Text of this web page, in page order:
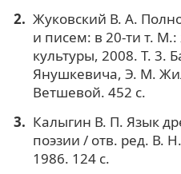
Жуковский В. А.
и писем: в 20-ти т.
культуры, 2008. Т. 3.
Янушкевича, Э. М.
Ветшевой. 452 с.
Калыгин В. П. Язык
поэзии / отв. ред. В.
1986. 124 с.